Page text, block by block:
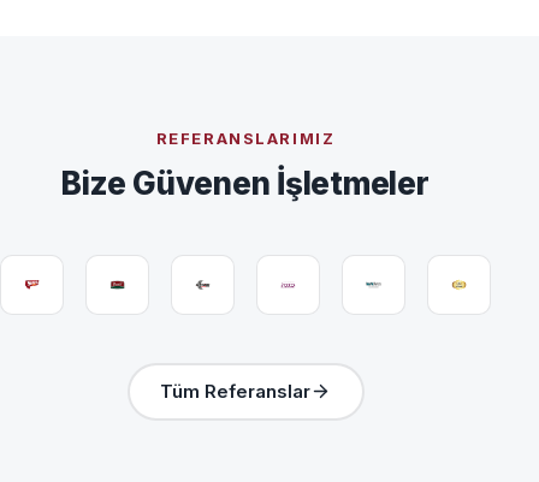
REFERANSLARIMIZ
Bize Güvenen İşletmeler
Tüm Referanslar